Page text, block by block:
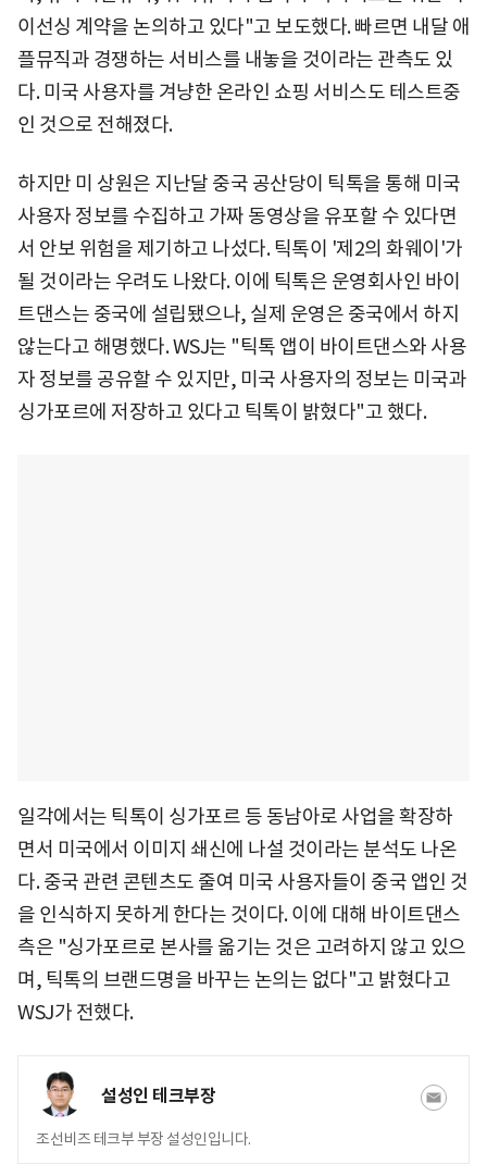
이선싱 계약을 논의하고 있다"고 보도했다. 빠르면 내달 애
플뮤직과 경쟁하는 서비스를 내놓을 것이라는 관측도 있
다. 미국 사용자를 겨냥한 온라인 쇼핑 서비스도 테스트중
인 것으로 전해졌다.
하지만 미 상원은 지난달 중국 공산당이 틱톡을 통해 미국
사용자 정보를 수집하고 가짜 동영상을 유포할 수 있다면
서 안보 위험을 제기하고 나섰다. 틱톡이 '제2의 화웨이'가
될 것이라는 우려도 나왔다. 이에 틱톡은 운영회사인 바이
트댄스는 중국에 설립됐으나, 실제 운영은 중국에서 하지
않는다고 해명했다. WSJ는 "틱톡 앱이 바이트댄스와 사용
자 정보를 공유할 수 있지만, 미국 사용자의 정보는 미국과
싱가포르에 저장하고 있다고 틱톡이 밝혔다"고 했다.
일각에서는 틱톡이 싱가포르 등 동남아로 사업을 확장하
면서 미국에서 이미지 쇄신에 나설 것이라는 분석도 나온
다. 중국 관련 콘텐츠도 줄여 미국 사용자들이 중국 앱인 것
을 인식하지 못하게 한다는 것이다. 이에 대해 바이트댄스
측은 "싱가포르로 본사를 옮기는 것은 고려하지 않고 있으
며, 틱톡의 브랜드명을 바꾸는 논의는 없다"고 밝혔다고
WSJ가 전했다.
설성인 테크부장
조선비즈 테크부 부장 설성인입니다.